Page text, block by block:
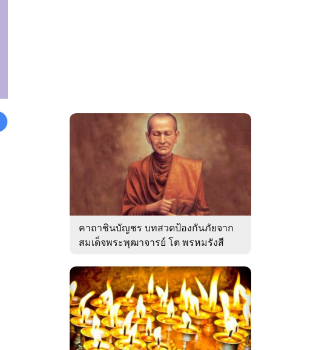
คาถาชินบัญชร บทสวดป้องกันภัยจาก
สมเด็จพระพุฒาจารย์ โต พรหมรังสี